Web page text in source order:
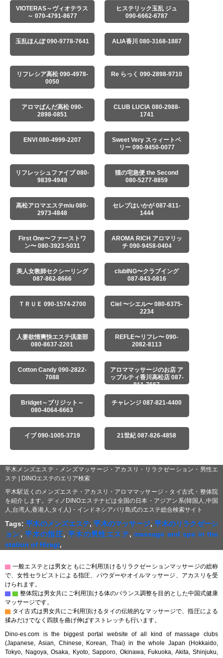
VIOTERAS～ヴィオテラス
～ 070-4791-8677
ヒステリック玉乱 ジュ
090-6662-6787
玉乱ほんぽ 090-9778-7641 ALIA香川 080-3168-1887
リフレシア高松 090-4978-
0050
Re らっく 090-2898-9710
アロマぱんだ高松 090-
2898-0851
CLUB LUCIA 080-2988-
1741
ENVI 080-4999-2207
Sweet Very スゥィートベ
リー 090-9450-0077
リフレッシュファイブ 080-
9839-4949
猫の宅急便 the Second
080-5277-8859
高松アロマエステmiu 080-
2973-4848
セレブはいかが 087-811-
1444
First One〜ファーストワ
ン〜 080-3923-5031
AROMA RICH アロマリッ
チ 090-9458-0404
美人女教師セクシーリング
087-862-8666
clubING〜クラブイング
087-843-0816
ＴＲＵＥ 090-1574-2700
Ciel 〜シエル〜 080-6375-
2234
人妻欲情爽快エステ倶楽部
080-8637-2201
REFLE〜リフレ〜 090-
2082-8113
Cotton Candy 090-2822-
7088
アロママッサージのお店 ア
ップルティ香川高松店 087-
811-7667
Bridget～ブリジット～
080-4064-6663
チャレンジ 087-821-4400
イブ 090-1005-3719 21世紀 087-826-4858
平木メンズエステ・メンズマッサージ・アカスリ・リラクゼーション・男性エ
ステ | DINOエステのエリア検索
平木駅近くのメンズエステ・アカスリ・アロママッサージ・タイ古式・整体院
を紹介します。ディノDINOエステナビは全国の日本・アジアン系(韓国人,中国
人,台湾人,香港人,タイ人)・インドネシアバリ島式のエステ総合検索サイト
Tags:平木のメンズエステ,平木のマッサージ,平木のリラクゼーシ
ョン,平木の指圧, 平木の男性エステ, massage and spa in the
station of Hiragi,
▇ 一般エステとは男女ともにご利用頂けるリラクゼーションマッサージの総称
で、女性セラピストによる指圧、パウダーやオイルマッサージ、アカスリを受
けられます。
▇ ▇ 整体院は男女共にご利用頂ける体のバランス調整を目的とした中国式健康
マッサージです。
▇ タイ古式は男女共にご利用頂けるタイの伝統的なマッサージで、指圧による
揉みだけでなく四肢を曲げ伸ばすストレッチも行います。
Dino-es.com is the biggest portal website of all kind of massage clubs
(Japanese, Asian, Chinese, Korean, Thai) in the whole Japan (Hokkaido,
Tokyo, Nagoya, Osaka, Kyoto, Sapporo, Okinawa, Fukuoka, Akita, Shinjuku,